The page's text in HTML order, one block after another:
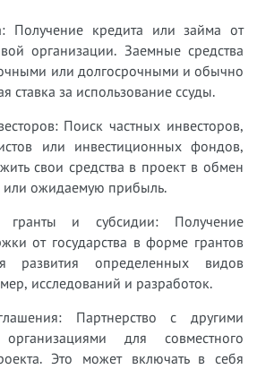
Получение кредита или займа от
организации. Заемные средства
или долгосрочными и обычно
ставка за использование ссуды.
Поиск частных инвесторов,
или инвестиционных фондов,
свои средства в проект в обмен
ожидаемую прибыль.
гранты и субсидии: Получение
от государства в форме грантов
развития определенных видов
исследований и разработок.
Партнерство с другими
для совместного
Это может включать в себя